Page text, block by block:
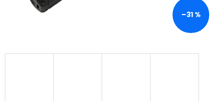
–31 %